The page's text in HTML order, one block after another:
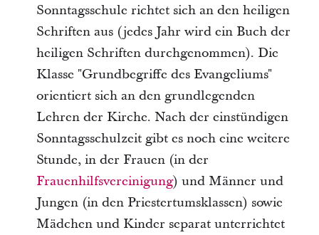
Sonntagsschule richtet sich an den heiligen
Schriften aus (jedes Jahr wird ein Buch der
heiligen Schriften durchgenommen). Die
Klasse "Grundbegriffe des Evangeliums"
orientiert sich an den grundlegenden
Lehren der Kirche. Nach der einstündigen
Sonntagsschulzeit gibt es noch eine weitere
Stunde, in der Frauen (in der
Frauenhilfsvereinigung) und Männer und
Jungen (in den Priestertumsklassen) sowie
Mädchen und Kinder separat unterrichtet